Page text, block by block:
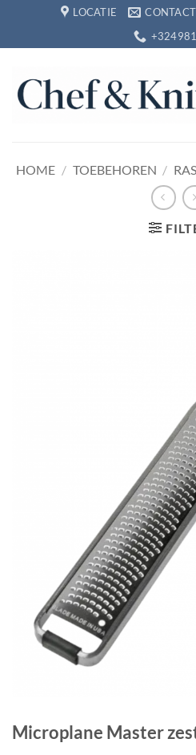
inhoud
LOCATIE CONTACT
HOME / TOEBEHOREN /
Microplane Master